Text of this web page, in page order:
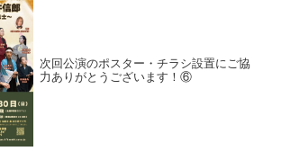
次回公演のポスター・チラシ設置にご協
力ありがとうございます！⑥